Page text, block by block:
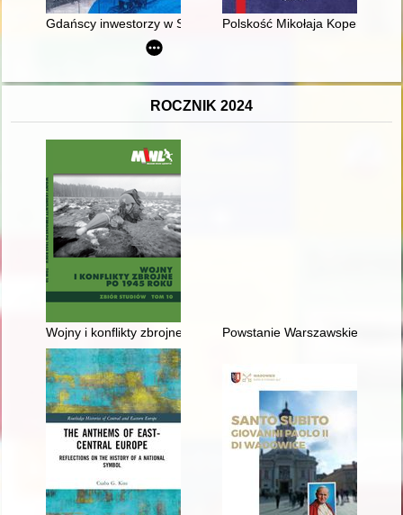
Gdańscy inwestorzy w Sopocie : prestiż finansowy i
Polskość Mikołaja Kopernika z
ROCZNIK 2024
Wojny i konflikty zbrojne po 1945 roku : zbiór studiów. T. 10
Powstanie Warszawskie na